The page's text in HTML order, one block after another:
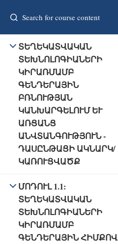
ՏԵՂԵԿԱՏՎԱԿԱՆ
ՏԵԽՆՈԼՈԳԻԱՆԵՐԻ
ԿԻՐԱՌՄԱՄԲ
ԳԵՆԴԵՐԱՅԻՆ
ԲՌՆՈՒԹՅԱՆ
ԿԱՆԽԱՐԳԵԼՈՒՄ ԵՒ Ա
ՌՑԱՆՑ Ա
ՆՎՏԱՆԳՈՒԹՅՈՒՆ - Դ
ԱՍԸՆԹԱՑԻ ԱԿՆԱՐԿ/Կ
ԱՌՈՒՑՎԱԾՔ
ՄՈԴՈՒԼ 1.1:
ՏԵՂԵԿԱՏՎԱԿԱՆ
ՏԵԽՆՈԼՈԳԻԱՆԵՐԻ
ԿԻՐԱՌՄԱՄԲ
ԳԵՆԴԵՐԱՅԻՆ ՀԻՄՔՈՎ
created by connect